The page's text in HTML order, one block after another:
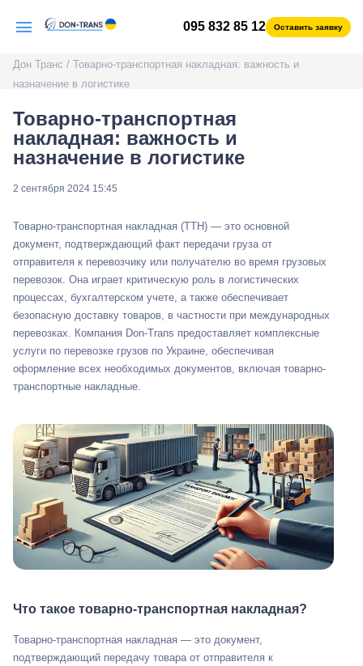
095 832 85 12 Оставить заявку
Дон Транс / Товарно-транспортная накладная: важность и
назначение в логистике
Товарно-транспортная
накладная: важность и
назначение в логистике
2 сентября 2024 15:45
Товарно-транспортная накладная (ТТН) — это основной
документ, подтверждающий факт передачи груза от
отправителя к перевозчику или получателю во время грузовых
перевозок. Она играет критическую роль в логистических
процессах, бухгалтерском учете, а также обеспечивает
безопасную доставку товаров, в частности при международных
перевозках. Компания Don-Trans предоставляет комплексные
услуги по перевозке грузов по Украине, обеспечивая
оформление всех необходимых документов, включая товарно-
транспортные накладные.
Что такое товарно-транспортная накладная?
Товарно-транспортная накладная — это документ,
подтверждающий передачу товара от отправителя к